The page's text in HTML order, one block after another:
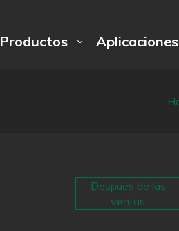
Productos Aplicaciones
Después de las
ventas